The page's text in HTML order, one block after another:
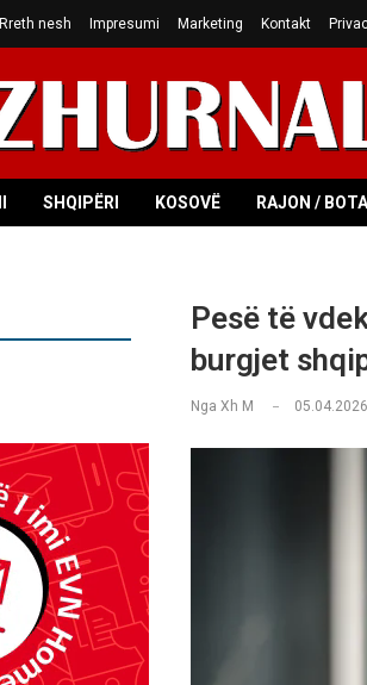
Rreth nesh Impresumi Marketing Kontakt
SHQIPËRI KOSOVË RAJON / BOTA
Pesë të
burgjet
Nga Xh M